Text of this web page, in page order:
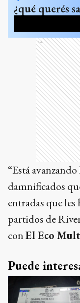
¿qué querés
Ads
“Está
damnificados
entradas que
partidos de
conEl Eco
Puede